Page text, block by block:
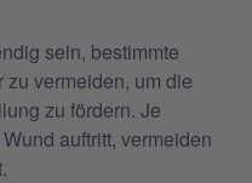
sein, bestimmte
vermeiden, um die
zu fördern. Je
auftritt, vermeiden